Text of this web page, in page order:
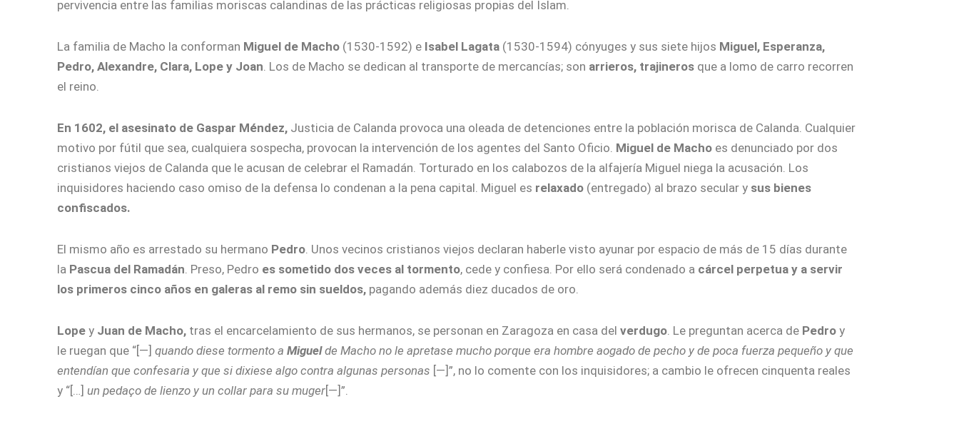
pervivencia entre las familias moriscas calandinas de las prácticas religiosas propias del Islam.
La familia de Macho la conforman Miguel de Macho(1530-1592) e Isabel Lagata(1530-1594) cónyuges y sus siete hijos Miguel, Esperanza,
Pedro, Alexandre, Clara, Lope y Joan. Los de Macho se dedican al transporte de mercancías; son arrieros, trajinerosque a lomo de carro recorren
el reino.
En 1602, el asesinato de Gaspar Méndez,Justicia de Calanda provoca una oleada de detenciones entre la población morisca de Calanda. Cualquier
motivo por fútil que sea, cualquiera sospecha, provocan la intervención de los agentes del Santo Oficio. Miguel de Machoes denunciado por dos
cristianos viejos de Calanda que le acusan de celebrar el Ramadán. Torturado en los calabozos de la alfajería Miguel niega la acusación. Los
inquisidores haciendo caso omiso de la defensa lo condenan a la pena capital. Miguel es relaxado(entregado) al brazo secular y sus bienes
confiscados.
El mismo año es arrestado su hermano Pedro. Unos vecinos cristianos viejos declaran haberle visto ayunar por espacio de más de 15 días durante
laPascua del Ramadán. Preso, Pedro es sometido dos veces al tormento, cede y confiesa. Por ello será condenado a cárcel perpetua y a servir
los primeros cinco años en galeras al remo sin sueldos,pagando además diez ducados de oro.
Lopey Juan de Macho, tras el encarcelamiento de sus hermanos, se personan en Zaragoza en casa del verdugo. Le preguntan acerca de Pedroy
le ruegan que “[—] quando diese tormento a Miguelde Macho no le apretase mucho porque era hombre aogado de pecho y de poca fuerza pequeño y que
entendían que confesaria y que si dixiese algo contra algunas personas [—]”, no lo comente con los inquisidores; a cambio le ofrecen cinquenta reales
y “[…] un pedaço de lienzo y un collar para su muger[—]”.